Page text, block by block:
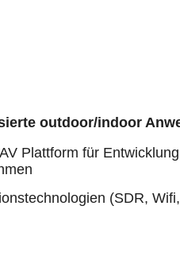
outdoor/indoor
Plattform für
(SDR,